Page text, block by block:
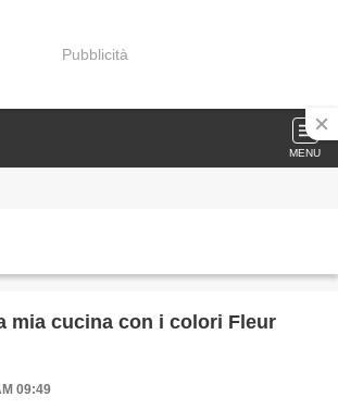
Pubblicità
MENU
mia cucina con i colori Fleur
09:49